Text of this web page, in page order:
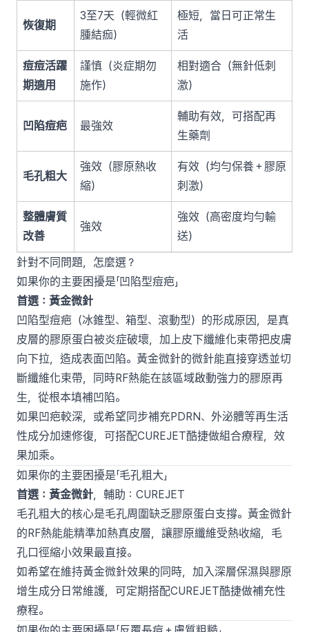
恢復期
3至7天（輕微紅
腫結痂）
極短，當日可正常生
活
痘痘活躍
期適用
謹慎（炎症期勿
施作）
相對適合（無針低刺
激）
凹陷痘疤 最強效
輔助有效，可搭配再
生藥劑
毛孔粗大
強效（膠原熱收
縮）
有效（均勻保養＋膠原
刺激）
整體膚質
改善
強效
強效（高密度均勻輸
送）
針對不同問題，怎麼選？
如果你的主要困擾是「凹陷型痘疤」
首選：黃金微針
凹陷型痘疤（冰錐型、箱型、滾動型）的形成原因，是真
皮層的膠原蛋白被炎症破壞，加上皮下纖維化束帶把皮膚
向下拉，造成表面凹陷。黃金微針的微針能直接穿透並切
斷纖維化束帶，同時RF熱能在該區域啟動強力的膠原再
生，從根本填補凹陷。
如果凹疤較深，或希望同步補充PDRN、外泌體等再生活
性成分加速修復，可搭配CUREJET酷捷做組合療程，效
果加乘。
如果你的主要困擾是「毛孔粗大」
首選：黃金微針，輔助：CUREJET
毛孔粗大的核心是毛孔周圍缺乏膠原蛋白支撐。黃金微針
的RF熱能能精準加熱真皮層，讓膠原纖維受熱收縮，毛
孔口徑縮小效果最直接。
如希望在維持黃金微針效果的同時，加入深層保濕與膠原
增生成分日常維護，可定期搭配CUREJET酷捷做補充性
療程。